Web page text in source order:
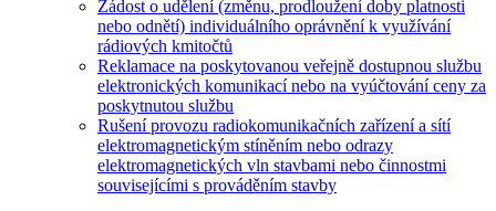
Žádost o udělení (změnu, prodloužení doby platnosti
nebo odnětí) individuálního oprávnění k využívání
rádiových kmitočtů
Reklamace na poskytovanou veřejně dostupnou službu
elektronických komunikací nebo na vyúčtování ceny za
poskytnutou službu
Rušení provozu radiokomunikačních zařízení a sítí
elektromagnetickým stíněním nebo odrazy
elektromagnetických vln stavbami nebo činnostmi
souvisejícími s prováděním stavby